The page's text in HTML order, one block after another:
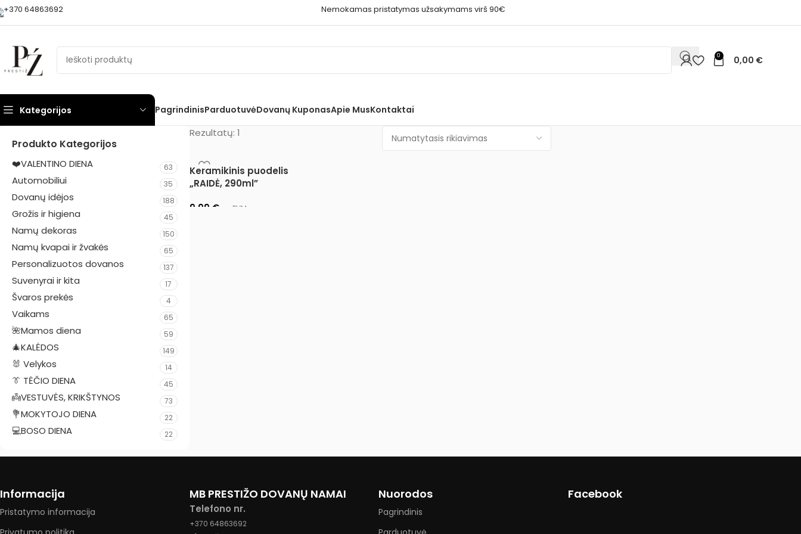
+370 64863692 Nemokamas pristatymas užsakymams virš 90€
0 0,00 €
Kategorijos PagrindinisParduotuvėDovanų KuponasApie MusKontaktai
Produkto Kategorijos
❤️VALENTINO DIENA 63
Automobiliui 35
Dovanų idėjos 188
Grožis ir higiena 45
Namų dekoras 150
Namų kvapai ir žvakės 65
Personalizuotos dovanos 137
Suvenyrai ir kita 17
Švaros prekės 4
Vaikams 65
🌺Mamos diena 59
🎄KALĖDOS 149
🐰 Velykos 14
👔 TĖČIO DIENA 45
👼VESTUVĖS, KRIKŠTYNOS 73
💐MOKYTOJO DIENA 22
💻BOSO DIENA 22
Rezultatų: 1
Keramikinis puodelis
„RAIDĖ, 290ml”
9,99 €
su PVM
Informacija
Pristatymo informacija
MB PRESTIŽO DOVANŲ NAMAI
Telefono nr.
+370 64863692
Nuorodos
Pagrindinis
Facebook